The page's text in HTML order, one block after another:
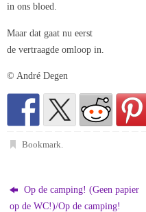
in ons bloed.
Maar dat gaat nu eerst
de vertraagde omloop in.
© André Degen
Bookmark
Op de camping! (Geen papier
op de WC!)/Op de camping!